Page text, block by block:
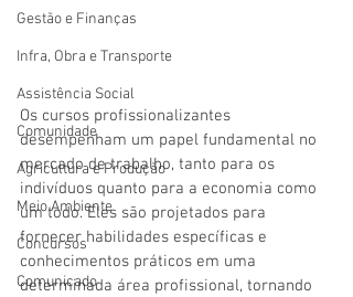
Gestão e Finanças
Infra, Obra e Transporte
Assistência Social
Comunidade
Agricultura e Produção
Meio Ambiente
Concursos
Comunicado
Os cursos profissionalizantes
desempenham um papel fundamental no
mercado de trabalho, tanto para os
indivíduos quanto para a economia como
um todo. Eles são projetados para
fornecer habilidades específicas e
conhecimentos práticos em uma
determinada área profissional, tornando